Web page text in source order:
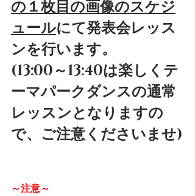
の１枚目の画像のスケジ
ュールにて発表会レッス
ンを行います。
(13:00～13:40は楽しくテ
ーマパークダンスの通常
レッスンとなりますの
で、ご注意くださいませ)
～注意～